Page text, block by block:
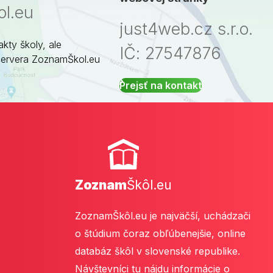
školy, ale
ZoznamŠkol.eu
just4web.cz s.r.o.
IČ: 27547876
Prejsť na kontakt
ZoznamŠkôl.eu
ZoznamŠkôl.eu je najväčší, uchádzači
o štúdium čoraz obľúbenejšie, online
databáz škôl v slovenské republike.
Návštevníci tu nájdu informácie o